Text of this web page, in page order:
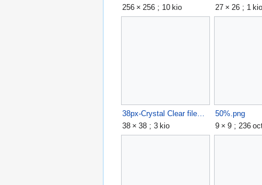
256 × 256 ; 10 kio
27 × 26 ; 1 kio
38px-Crystal Clear filesystem folder home2.png
38 × 38 ; 3 kio
50%.png
9 × 9 ; 236